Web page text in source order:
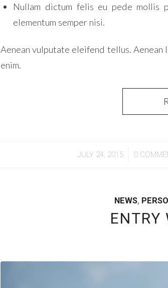
Nullam dictum felis eu pede mollis
elementum semper nisi.
Aenean vulputate eleifend tellus.
enim.
JULY 24, 2015
/ 0 /
NEWS,
ENTRY